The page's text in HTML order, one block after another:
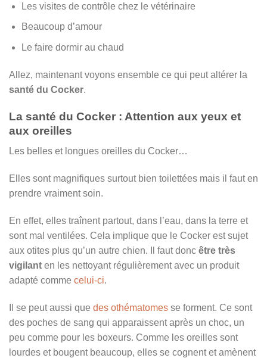
Les visites de contrôle chez le vétérinaire
Beaucoup d’amour
Le faire dormir au chaud
Allez, maintenant voyons ensemble ce qui peut altérer la
santé du Cocker.
La santé du Cocker : Attention aux yeux et
aux oreilles
Les belles et longues oreilles du Cocker…
Elles sont magnifiques surtout bien toilettées mais il faut en
prendre vraiment soin.
En effet, elles traînent partout, dans l’eau, dans la terre et
sont mal ventilées. Cela implique que le Cocker est sujet
aux otites plus qu’un autre chien. Il faut donc être très
vigilant en les nettoyant régulièrement avec un produit
adapté comme celui-ci.
Il se peut aussi que des othématomes se forment. Ce sont
des poches de sang qui apparaissent après un choc, un
peu comme pour les boxeurs. Comme les oreilles sont
lourdes et bougent beaucoup, elles se cognent et amènent